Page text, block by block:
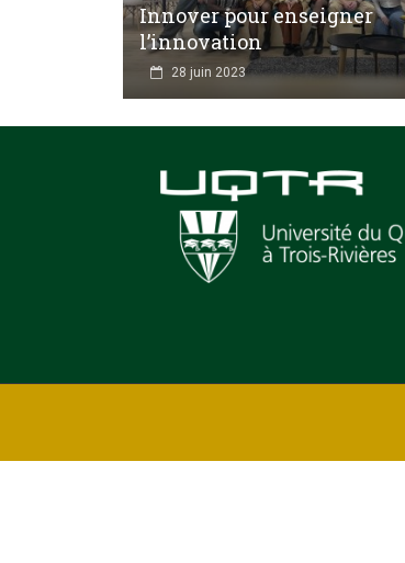
Innover pour enseigner
l’innovation
28 juin 2023